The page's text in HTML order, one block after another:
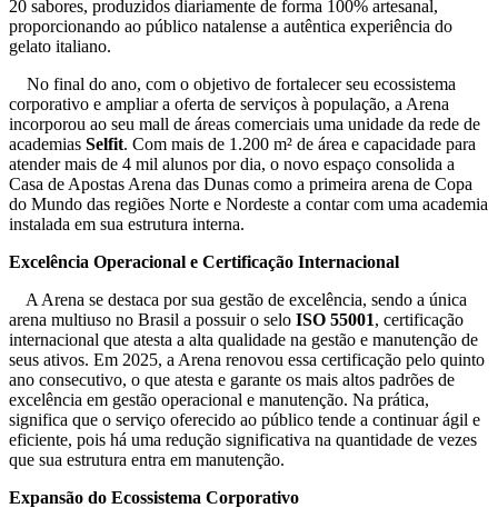
20 sabores, produzidos diariamente de forma 100% artesanal,
proporcionando ao público natalense a autêntica experiência do
gelato italiano.
No final do ano, com o objetivo de fortalecer seu ecossistema
corporativo e ampliar a oferta de serviços à população, a Arena
incorporou ao seu mall de áreas comerciais uma unidade da rede de
academias Selfit. Com mais de 1.200 m² de área e capacidade para
atender mais de 4 mil alunos por dia, o novo espaço consolida a
Casa de Apostas Arena das Dunas como a primeira arena de Copa
do Mundo das regiões Norte e Nordeste a contar com uma academia
instalada em sua estrutura interna.
Excelência Operacional e Certificação Internacional
A Arena se destaca por sua gestão de excelência, sendo a única
arena multiuso no Brasil a possuir o selo ISO 55001, certificação
internacional que atesta a alta qualidade na gestão e manutenção de
seus ativos. Em 2025, a Arena renovou essa certificação pelo quinto
ano consecutivo, o que atesta e garante os mais altos padrões de
excelência em gestão operacional e manutenção. Na prática,
significa que o serviço oferecido ao público tende a continuar ágil e
eficiente, pois há uma redução significativa na quantidade de vezes
que sua estrutura entra em manutenção.
Expansão do Ecossistema Corporativo